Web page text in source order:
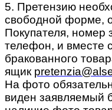
5. Претензию
свободной форме,
Покупателя, номер
телефон, и вместе
бракованного
ящик
На фото
виден заявляемый